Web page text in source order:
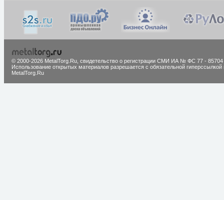
© 2000-2026 MetalTorg.Ru, cвидетельство о регистрации СМИ ИА № ФС 77 - 85704
Использование открытых материалов разрешается с обязательной гиперссылкой
MetalTorg.Ru